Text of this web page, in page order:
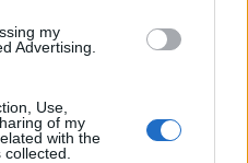
my
Advertising.
Use,
of my
with the